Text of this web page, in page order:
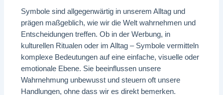
Symbole sind allgegenwärtig in unserem Alltag und
prägen maßgeblich, wie wir die Welt wahrnehmen und
Entscheidungen treffen. Ob in der Werbung, in
kulturellen Ritualen oder im Alltag – Symbole vermitteln
komplexe Bedeutungen auf eine einfache, visuelle oder
emotionale Ebene. Sie beeinflussen unsere
Wahrnehmung unbewusst und steuern oft unsere
Handlungen, ohne dass wir es direkt bemerken.